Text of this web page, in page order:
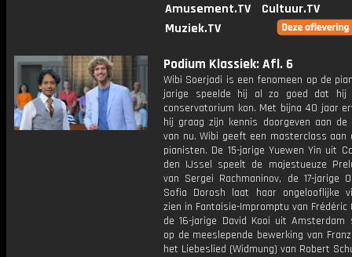
Amusement.TV
Cultuur.TV
Muziek.TV
Podium Klassiek: Afl. 6
Wibi Soerjadi is een fenomeen op de
jarige speelde hij al zo goed dat hij
conservatorium kon. Met bijna 40 jaar
hij graag zijn kennis doorgeven aan de
van nu. Wibi geeft een masterclass aan
pianisten. De 15-jarige Yuewen Yin uit
den IJssel speelt de majestueuze
van Sergei Rachmaninov, de 17-jarige
Sofia Dorosh laat haar ongelooflijke
zien in Fantaisie-Impromptu van Frédéric
de 16-jarige David Kooi uit
op de meeslepende bewerking van
het Liebeslied (Widmung) van Robert